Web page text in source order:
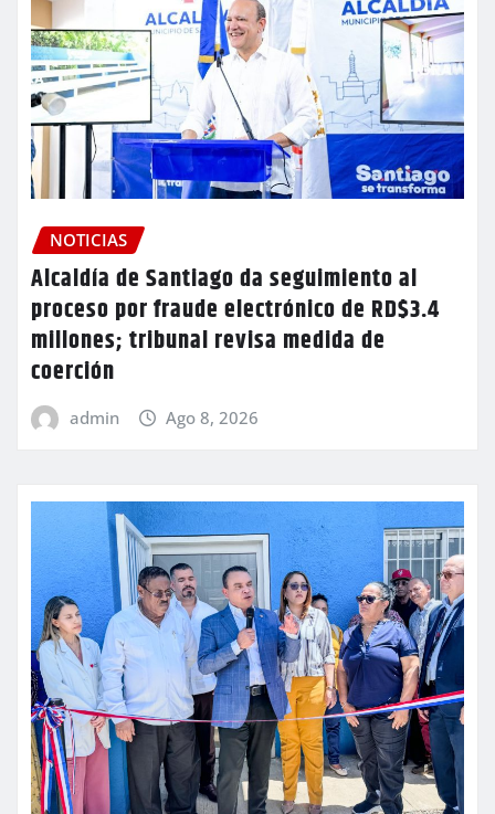
NOTICIAS
Alcaldía de Santiago da seguimiento al
proceso por fraude electrónico de RD$3.4
millones; tribunal revisa medida de
coerción
admin Ago 8, 2026